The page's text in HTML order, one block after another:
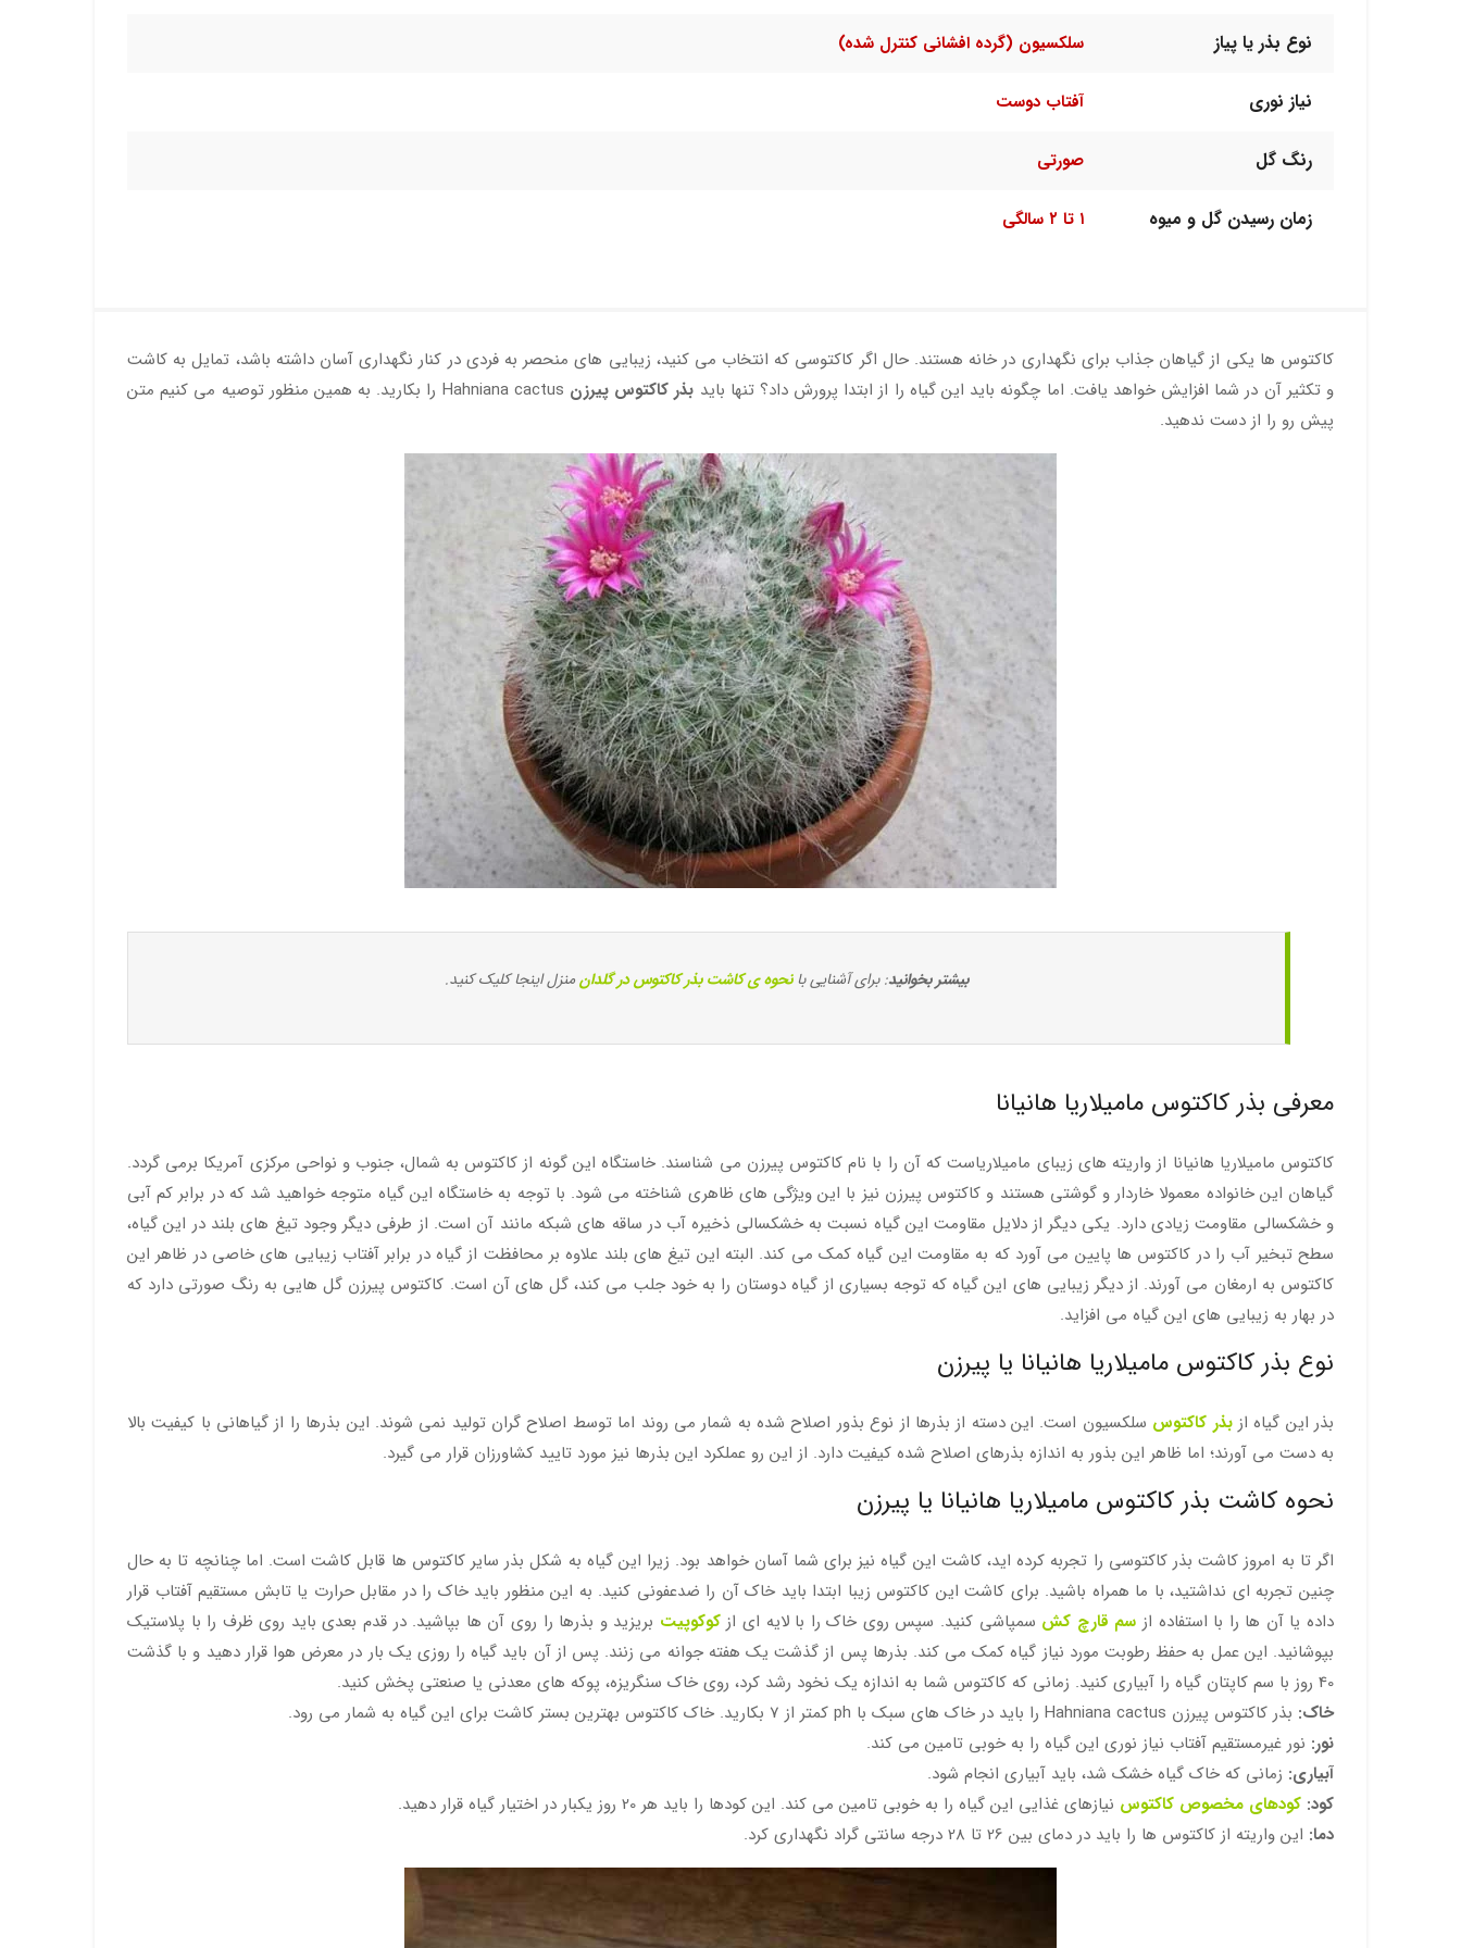
نوع بذر یا پیاز سلکسیون (گرده افشانی کنترل شده)
نیاز نوری آفتاب دوست
رنگ گل صورتی
زمان رسیدن گل و میوه ۱ تا ۲ سالگی
کاکتوس ها یکی از گیاهان جذاب برای نگهداری در خانه هستند. حال اگر کاکتوسی که انتخاب می کنید، زیبایی های منحصر به فردی در کنار نگهداری آسان داشته باشد، تمایل به کاشت
و تکثیر آن در شما افزایش خواهد یافت. اما چگونه باید این گیاه را از ابتدا پرورش داد؟ تنها باید بذر کاکتوس پیرزن
Hahniana cactus را بکارید. به همین منظور توصیه می کنیم متن
پیش رو را از دست ندهید.
بیشتر بخوانید: برای آشنایی با نحوه ی کاشت بذر کاکتوس در گلدانمنزل اینجا کلیک کنید.
معرفی بذر کاکتوس مامیلاریا هانیانا
کاکتوس مامیلاریا هانیانا از واریته های زیبای مامیلاریاست که آن را با نام کاکتوس پیرزن می شناسند. خاستگاه این گونه از کاکتوس به شمال، جنوب و نواحی مرکزی آمریکا برمی گردد.
گیاهان این خانواده معمولا خاردار و گوشتی هستند و کاکتوس پیرزن نیز با این ویژگی های ظاهری شناخته می شود. با توجه به خاستگاه این گیاه متوجه خواهید شد که در برابر کم آبی
و خشکسالی مقاومت زیادی دارد. یکی دیگر از دلایل مقاومت این گیاه نسبت به خشکسالی ذخیره آب در ساقه های شبکه مانند آن است. از طرفی دیگر وجود تیغ های بلند در این گیاه،
سطح تبخیر آب را در کاکتوس ها پایین می آورد که به مقاومت این گیاه کمک می کند. البته این تیغ های بلند علاوه بر محافظت از گیاه در برابر آفتاب زیبایی های خاصی در ظاهر این
کاکتوس به ارمغان می آورند. از دیگر زیبایی های این گیاه که توجه بسیاری از گیاه دوستان را به خود جلب می کند، گل های آن است. کاکتوس پیرزن گل هایی به رنگ صورتی دارد که
در بهار به زیبایی های این گیاه می افزاید.
نوع بذر کاکتوس مامیلاریا هانیانا یا پیرزن
بذر این گیاه ازبذر کاکتوس سلکسیون است. این دسته از بذرها از نوع بذور اصلاح شده به شمار می روند اما توسط اصلاح گران تولید نمی شوند. این بذرها را از گیاهانی با کیفیت بالا
به دست می آورند؛ اما ظاهر این بذور به اندازه بذرهای اصلاح شده کیفیت دارد. از این رو عملکرد این بذرها نیز مورد تایید کشاورزان قرار می گیرد.
نحوه کاشت بذر کاکتوس مامیلاریا هانیانا یا پیرزن
اگر تا به امروز کاشت بذر کاکتوسی را تجربه کرده اید، کاشت این گیاه نیز برای شما آسان خواهد بود. زیرا این گیاه به شکل بذر سایر کاکتوس ها قابل کاشت است. اما چنانچه تا به حال
چنین تجربه ای نداشتید، با ما همراه باشید. برای کاشت این کاکتوس زیبا ابتدا باید خاک آن را ضدعفونی کنید. به این منظور باید خاک را در مقابل حرارت یا تابش مستقیم آفتاب قرار
داده یا آن ها را با استفاده از سم قارچ کش سمپاشی کنید. سپس روی خاک را با لایه ای ازکوکوپیت بریزید و بذرها را روی آن ها بپاشید. در قدم بعدی باید روی ظرف را با پلاستیک
بپوشانید. این عمل به حفظ رطوبت مورد نیاز گیاه کمک می کند. بذرها پس از گذشت یک هفته جوانه می زنند. پس از آن باید گیاه را روزی یک بار در معرض هوا قرار دهید و با گذشت
40 روز با سم کاپتان گیاه را آبیاری کنید. زمانی که کاکتوس شما به اندازه یک نخود رشد کرد، روی خاک سنگریزه، پوکه های معدنی یا صنعتی پخش کنید.
خاک: بذر کاکتوس پیرزن Hahniana cactus را باید در خاک های سبک با ph کمتر از 7 بکارید. خاک کاکتوس بهترین بستر کاشت برای این گیاه به شمار می رود.
نور: نور غیرمستقیم آفتاب نیاز نوری این گیاه را به خوبی تامین می کند.
آبیاری: زمانی که خاک گیاه خشک شد، باید آبیاری انجام شود.
کود: کودهای مخصوص کاکتوس نیازهای غذایی این گیاه را به خوبی تامین می کند. این کودها را باید هر 20 روز یکبار در اختیار گیاه قرار دهید.
دما: این واریته از کاکتوس ها را باید در دمای بین 26 تا 28 درجه سانتی گراد نگهداری کرد.